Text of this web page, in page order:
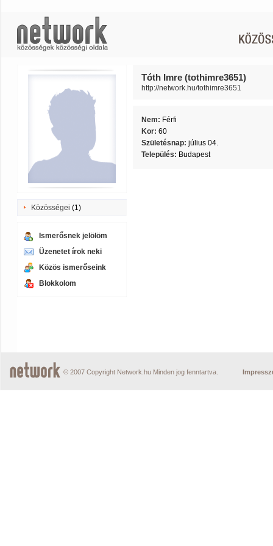
Közösségei (1)
Ismerősnek jelölöm
Üzenetet írok neki
Közös ismerőseink
Blokkolom
Tóth Imre (tothimre3651)
http://network.hu/tothimre3651
Nem: Férfi
Kor: 60
Születésnap: július 04.
Település: Budapest
© 2007 Copyright Network.hu Minden jog fenntartva.